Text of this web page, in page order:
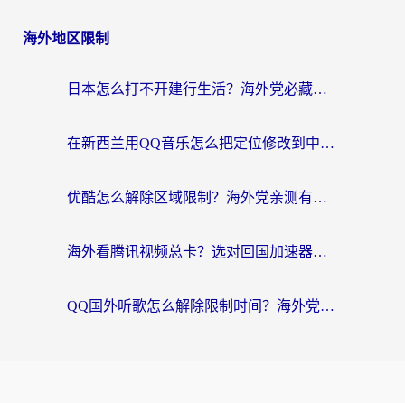
海外地区限制
日本怎么打不开建行生活？海外党必藏的回国加速指南（含丹麦国外影音问题破解）
在新西兰用QQ音乐怎么把定位修改到中国国内？海外党听歌追剧的实用指南
优酷怎么解除区域限制？海外党亲测有效的回国加速器选择指南
海外看腾讯视频总卡？选对回国加速器，还能解决英国1号店定位+欧洲杯CCTV5直播问题
QQ国外听歌怎么解除限制时间？海外党亲测有效的回国加速方案